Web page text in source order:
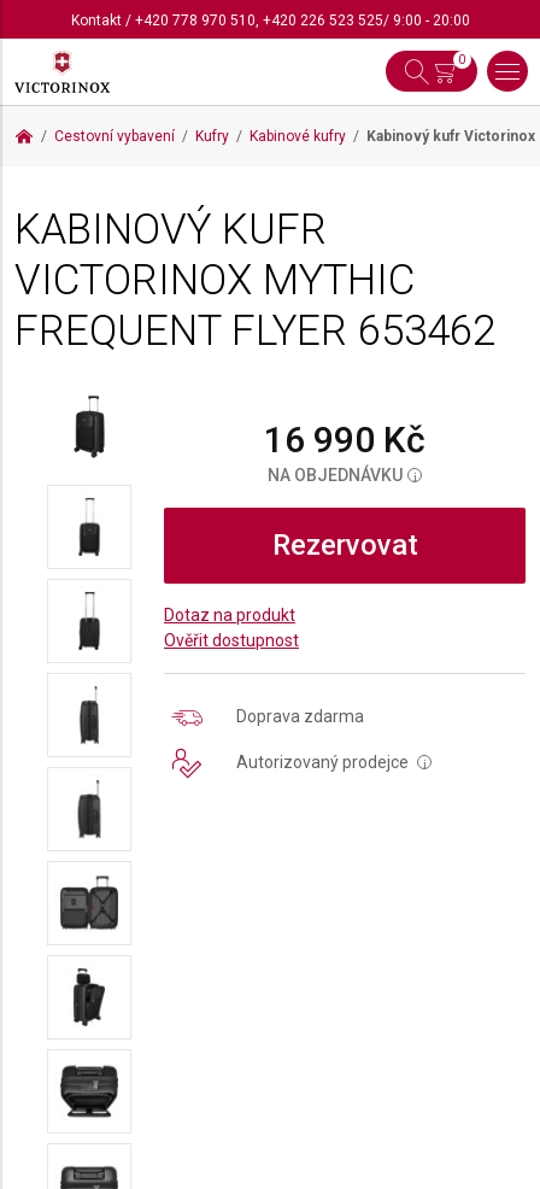
Kontakt/ +420 778 970 510, +420 226 523 525/ 9:00 - 20:00
0
Cestovní vybavení Kufry Kabinové kufry Kabinový kufr
KABINOVÝ KUFR
VICTORINOX MYTHIC
FREQUENT FLYER 653462
16 990 Kč
NA OBJEDNÁVKU i
Rezervovat
Dotaz na produkt
Ověřit dostupnost
Doprava zdarma
Autorizovaný prodejce i